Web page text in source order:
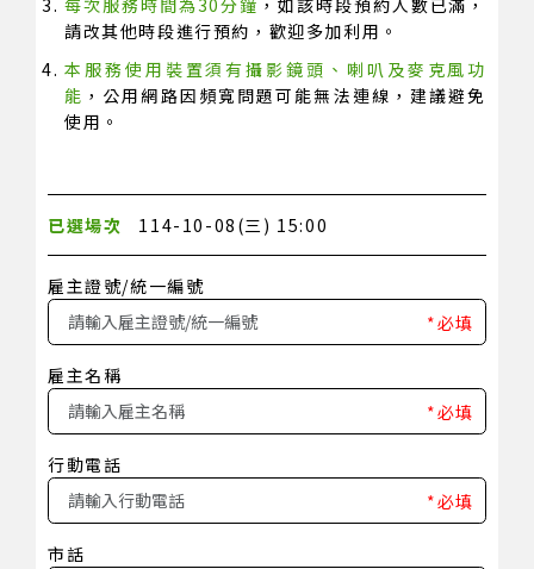
每次服務時間為30分鐘 ，如該時段預約人數已滿，
請改其他時段進行預約，歡迎多加利用。
本服務使用裝置須有攝影鏡頭、喇叭及麥克風功
能 ，公用網路因頻寬問題可能無法連線，建議避免
使用。
已選場次 114-10-08(三) 15:00
雇主證號/統一編號
*必填
雇主名稱
*必填
行動電話
*必填
市話